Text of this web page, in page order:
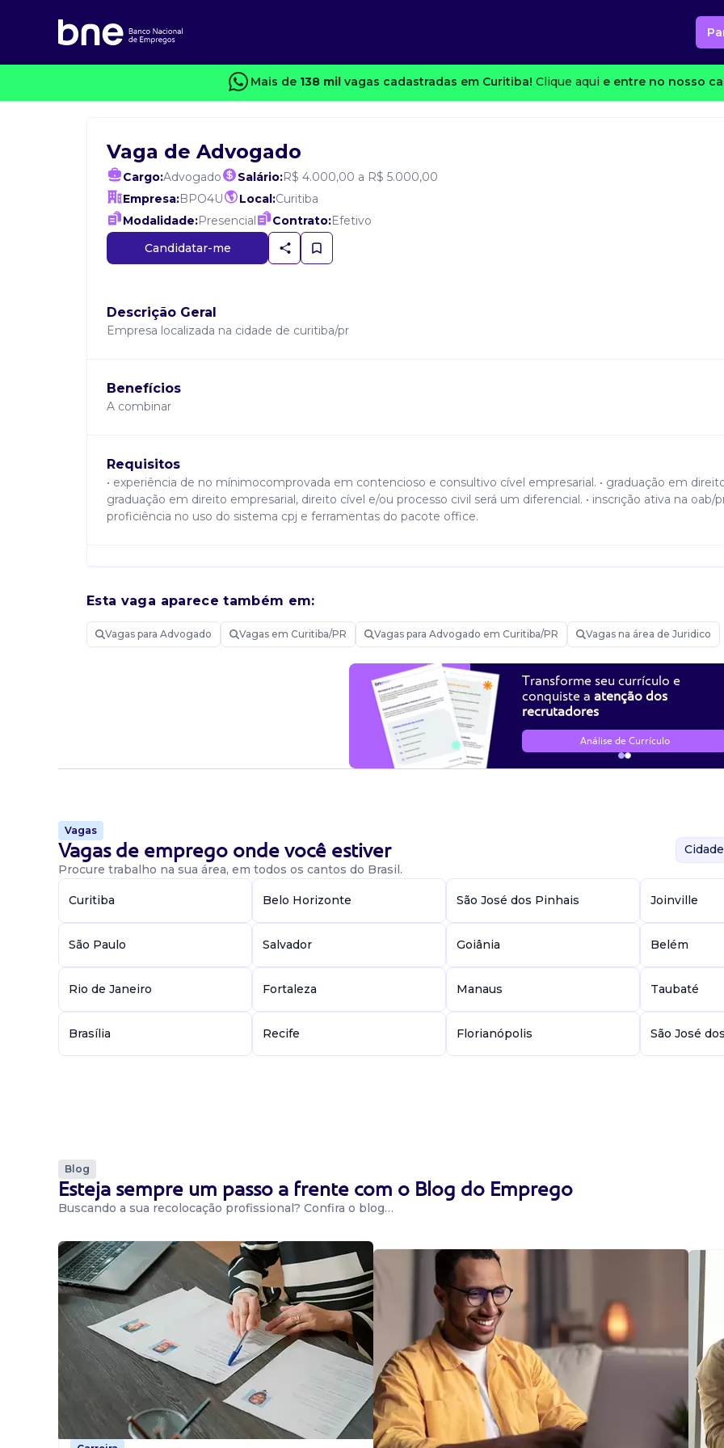
Mais de 138 milvagas cadastradas em Curitiba! Clique aqui e entre no nosso
Vaga de Advogado
Cargo:Advogado Salário:R$ 4.000,00 a R$ 5.000,00
Empresa:BPO4U Local:Curitiba
Modalidade:Presencial Contrato:Efetivo
Candidatar-me
Descrição Geral
Empresa localizada na cidade de curitiba/pr
Benefícios
A combinar
Requisitos
• experiência de no mínimocomprovada em contencioso e consultivo cível empresarial. • graduação em
graduação em direito empresarial, direito cível e/ou processo civil será um diferencial. • inscrição ativa na oab/
proficiência no uso do sistema cpj e ferramentas do pacote office.
Estamos em busca de um advogado para integrar equipe em um renomado escritório de advocacia em
Principais responsabilidades: • representação de clientes em processos contenciosos e consultivos na área cível
empresarial. • elaboração de peças processuais em todas as instâncias e esferas cível/administrativa. •
comunicação eficaz e constante com os clientes, esclarecendo dúvidas e oferecendo consultoria jurídica. •
gerenciamento eficiente de tempo e tarefas, assegurando o cumprimento de prazos processuais e
produção de documentos jurídicos com excelente redação e domínio da língua portuguesa. • realização de
Manhã, Tarde.
Esta vaga aparece também em:
Vagas para Advogado Vagas em Curitiba/PR Vagas para Advogado em Curitiba/PR Vagas na área de Juridico
Transforme seu currículo e
conquiste a atenção dos
recrutadores
Análise de Currículo
Vagas
Vagas de emprego onde você estiver
Procure trabalho na sua área, em todos os cantos do Brasil.
Curitiba Belo Horizonte São José dos Pinhais Joinville
São Paulo Salvador Goiânia Belém
Rio de Janeiro Fortaleza Manaus Taubaté
Brasília Recife Florianópolis São José
Blog
Esteja sempre um passo a frente com o Blog do Emprego
Buscando a sua recolocação profissional? Confira o blog…